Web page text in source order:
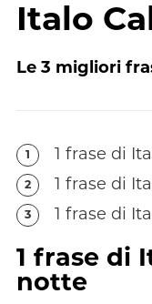
Italo
Le 3 migliori
1 1 frase di
2 1 frase di
3 1 frase di
1 frase di
notte